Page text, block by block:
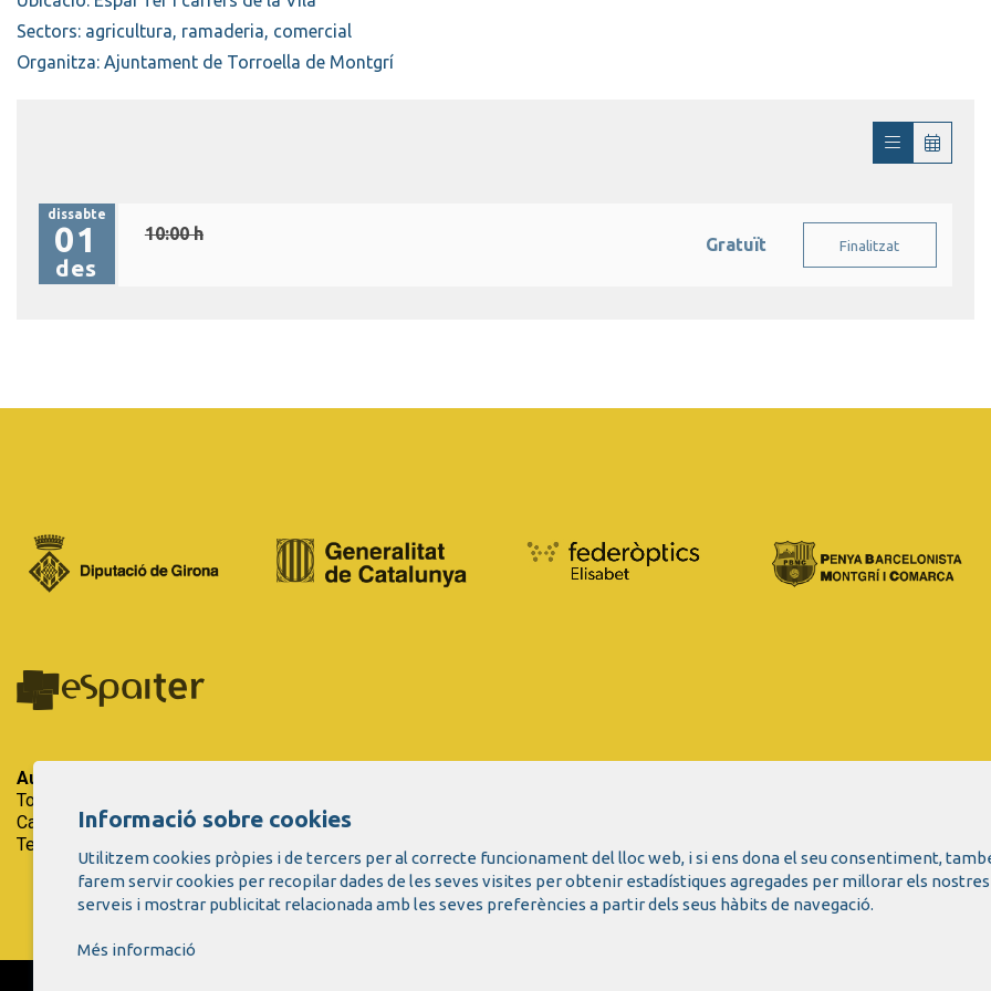
Sectors: agricultura, ramaderia, comercial
Organitza: Ajuntament de Torroella de Montgrí
dissabte
01
des
10:00 h
Gratuït Finalitzat
Auditori Teatre Espai Ter
Tots els drets reservats.
Carrer del Riu Ter, 29 - 17257 Torroella de Montgrí (Girona)
Tel. 972 75 50 03 - a/e:
Informació sobre cookies
Utilitzem cookies pròpies i de tercers per al correcte funcionament del lloc web, i si ens dona el seu consentiment,
farem servir cookies per recopilar dades de les seves visites per obtenir estadístiques agregades per millorar els nostres
serveis i mostrar publicitat relacionada amb les seves preferències a partir dels seus hàbits de navegació.
Més informació